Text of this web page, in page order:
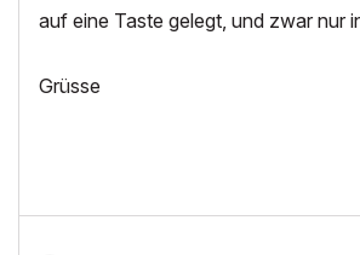
auf eine Taste gelegt, und zwar nur
Grüsse